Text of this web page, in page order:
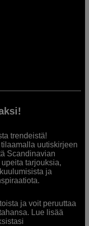
trendeistä!
uutiskirjeen
Scandinavian
tarjouksia,
ja
ja voit peruuttaa
Lue lisää